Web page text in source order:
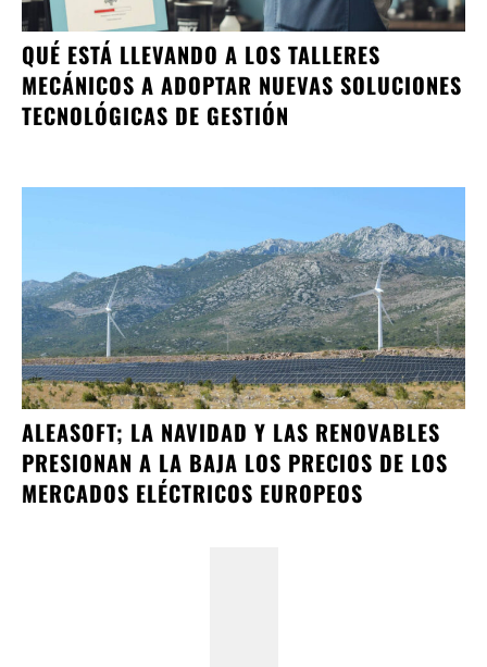
QUÉ ESTÁ LLEVANDO A LOS TALLERES
MECÁNICOS A ADOPTAR NUEVAS SOLUCIONES
TECNOLÓGICAS DE GESTIÓN
ALEASOFT; LA NAVIDAD Y LAS RENOVABLES
PRESIONAN A LA BAJA LOS PRECIOS DE LOS
MERCADOS ELÉCTRICOS EUROPEOS